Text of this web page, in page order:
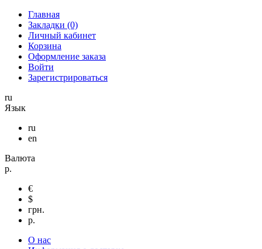
Главная
Закладки (0)
Личный кабинет
Корзина
Оформление заказа
Войти
Зарегистрироваться
ru
Язык
ru
en
Валюта
р.
€
$
грн.
р.
О нас